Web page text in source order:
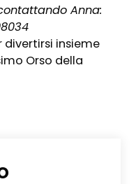
Anna:
insieme
Orso della